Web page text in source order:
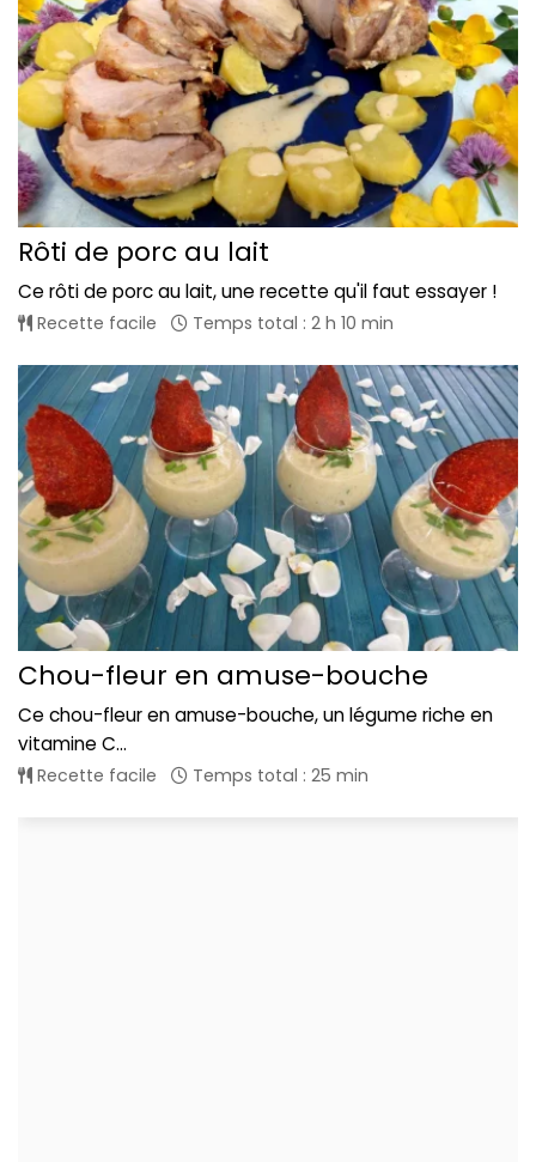
Rôti de porc au lait
Ce rôti de porc au lait, une recette qu'il faut essayer !
Recette facile Temps total : 2 h 10 min
Chou-fleur en amuse-bouche
Ce chou-fleur en amuse-bouche, un légume riche en
vitamine C...
Recette facile Temps total : 25 min